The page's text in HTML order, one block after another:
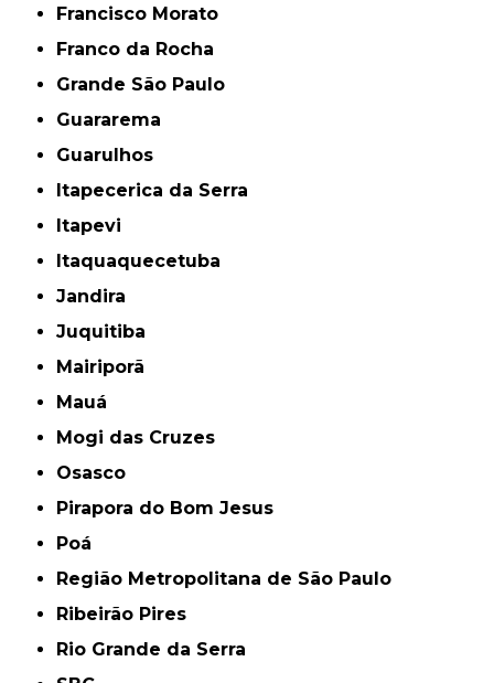
Francisco Morato
Franco da Rocha
Grande São Paulo
Guararema
Guarulhos
Itapecerica da Serra
Itapevi
Itaquaquecetuba
Jandira
Juquitiba
Mairiporã
Mauá
Mogi das Cruzes
Osasco
Pirapora do Bom Jesus
Poá
Região Metropolitana de São Paulo
Ribeirão Pires
Rio Grande da Serra